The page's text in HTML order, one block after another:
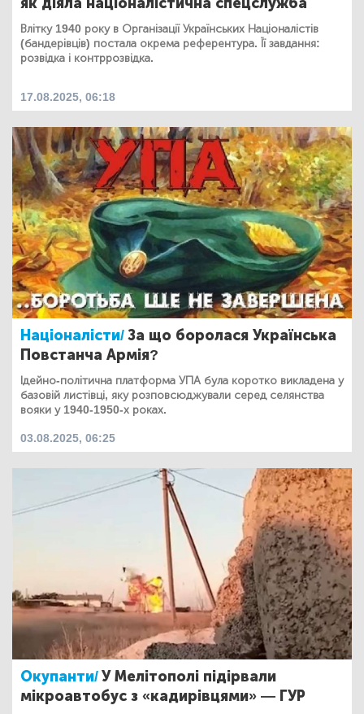
Влітку 1940 року в Організації Українських Націоналістів
(бандерівців) постала окрема референтура. Її завдання:
розвідка і контррозвідка.
17.08.2025, 06:18
Націоналісти/За що боролася Українська
Повстанча Армія?
Ідейно-політична платформа УПА була коротко викладена у
базовій листівці, яку розповсюджували серед селянства
вояки у 1940-1950-х роках.
03.08.2025, 06:25
Окупанти/У Мелітополі підірвали
мікроавтобус з «кадирівцями» — ГУР